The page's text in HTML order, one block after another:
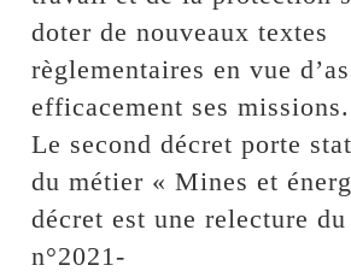
doter de nouveaux textes
règlementaires en vue
efficacement ses missions.
Le second décret porte
du métier « Mines et
décret est une relecture
n°2021-